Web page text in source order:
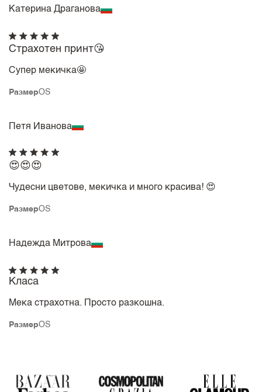
Катерина Драганова
РазмерOS
Страхотен принт😘
Супер мекичка🤩
Петя Иванова
РазмерOS
😍😍😍
Чудесни цветове, мекичка и много красива! 😍
Надежда Митрова
РазмерOS
Класа
Мека страхотна. Просто разкошна.